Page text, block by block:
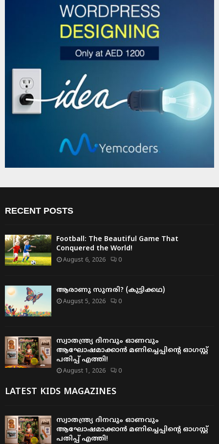
RECENT POSTS
Football: The Beautiful Game That
Conquered the World!
August 6, 2026 0
ആരാണു സുന്ദരി? (കുട്ടിക്കഥ)
August 5, 2026 0
സ്വാതന്ത്ര്യ ദിനവും ഓണവും
ആഘോഷമാക്കാൻ മണിച്ചെപ്പിന്റെ ഓഗസ്റ്റ്
പതിപ്പ് എത്തി!
August 1, 2026 0
LATEST KIDS MAGAZINES
സ്വാതന്ത്ര്യ ദിനവും ഓണവും
ആഘോഷമാക്കാൻ മണിച്ചെപ്പിന്റെ ഓഗസ്റ്റ്
പതിപ്പ് എത്തി!